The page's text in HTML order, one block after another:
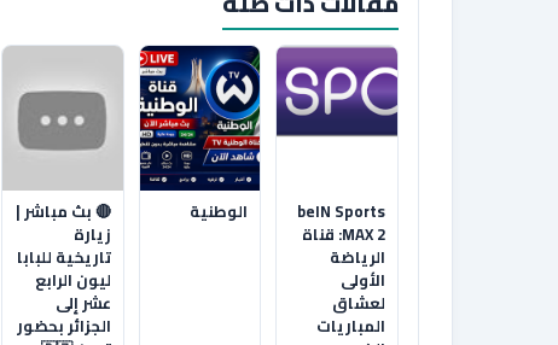
beIN Sports
MAX 2: قناة
الرياضة
الأولى
لعشاق
المباريات
الوطنية 🔴 بث مباشر |
زيارة
تاريخية للبابا
ليون الرابع
عشر إلى
الجزائر بحضور